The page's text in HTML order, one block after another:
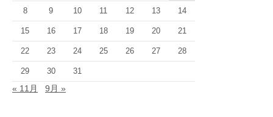
8 9 10 11 12 13 14
15 16 17 18 19 20 21
22 23 24 25 26 27 28
29 30 31
« 11月 9月 »